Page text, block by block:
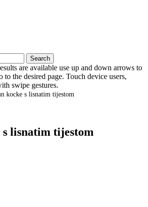
Search
are available use up and down arrows to
to the desired page. Touch device users,
swipe gestures.
kocke s lisnatim tijestom
lisnatim tijestom